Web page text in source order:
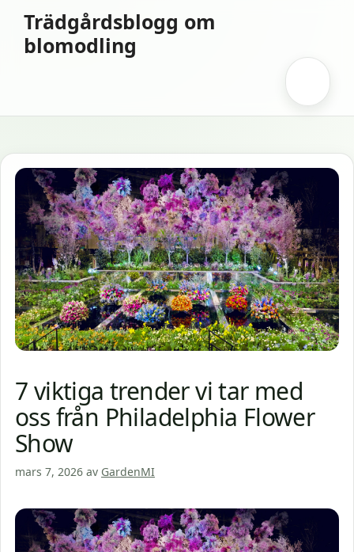
innehåll
Trädgårdsblogg om
blomodling
7 viktiga trender vi tar med
oss från Philadelphia Flower
Show
mars 7, 2026 av GardenMI